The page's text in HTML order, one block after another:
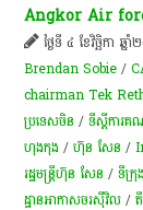
Angkor Air
ថ្ងៃទី ៤ ខែវិច្ឆិកា ឆ្ន
Brendan Sobie /
chairman Tek
ប្រទេសចិន /ទីស្តីការគណ
ហុងកុង /ហ៊ុន សែន /
រដ្ឋមន្ត្រីហ៊ុន សែន /ទីក្
ដ្ឋានអាកាសចរស៊ីវិល /